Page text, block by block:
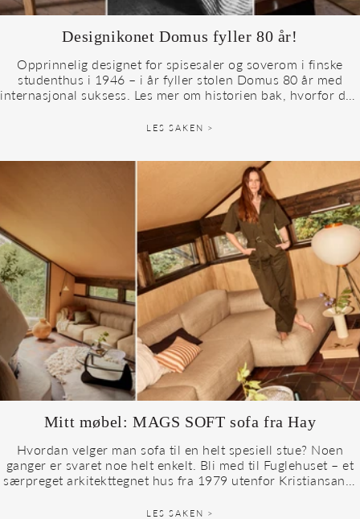
Designikonet Domus fyller 80 år!
Opprinnelig designet for spisesaler og soverom i finske
studenthus i 1946 – i år fyller stolen Domus 80 år med
internasjonal suksess. Les mer om historien bak, hvorfor den
LES SAKEN >
Mitt møbel: MAGS SOFT sofa fra Hay
Hvordan velger man sofa til en helt spesiell stue? Noen
ganger er svaret noe helt enkelt. Bli med til Fuglehuset – et
særpreget arkitekttegnet hus fra 1979 utenfor Kristiansand,
LES SAKEN >